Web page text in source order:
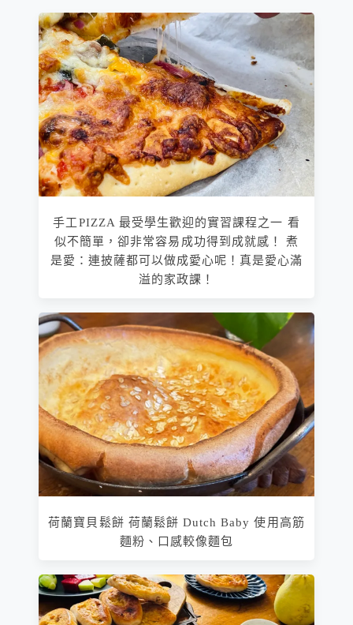
手工PIZZA 最受學生歡迎的實習課程之一 看
似不簡單，卻非常容易成功得到成就感！ 煮
是愛：連披薩都可以做成愛心呢！真是愛心滿
溢的家政課！
荷蘭寶貝鬆餅 荷蘭鬆餅 Dutch Baby 使用高筋
麵粉、口感較像麵包